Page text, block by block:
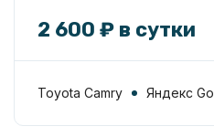
2 600 ₽ в сутки
Toyota Camry Яндекс Go